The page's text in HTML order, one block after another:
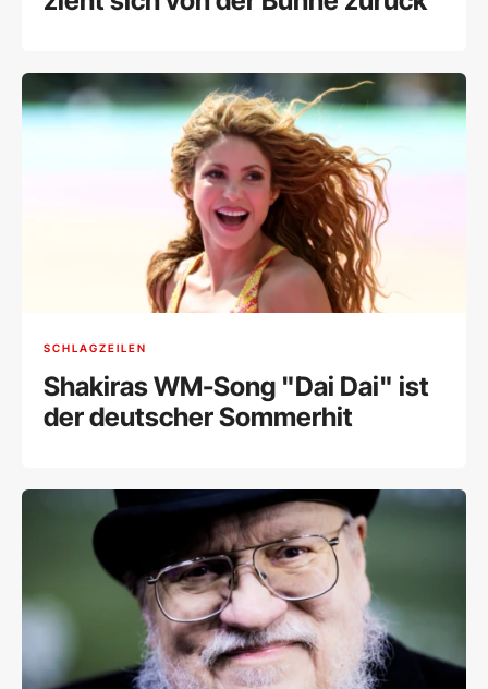
SCHLAGZEILEN
Shakiras WM-Song "Dai Dai" ist
der deutscher Sommerhit